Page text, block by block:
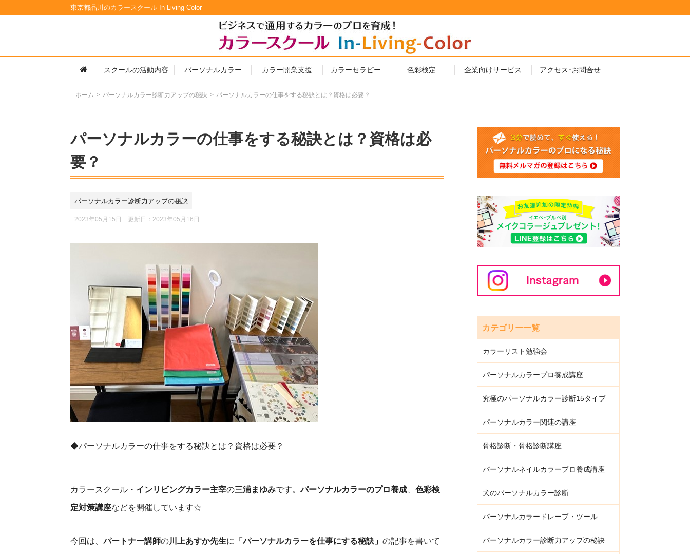
東京都品川のカラースクール In-Living-Color
スクールの活動内容 パーソナルカラー カラー開業支援 カラーセラピー 色彩検定 企業向けサービス アクセス･お問合せ
ホーム パーソナルカラー診断力アップの秘訣 パーソナルカラーの仕事をする秘訣とは？資格は必要？
パーソナルカラーの仕事をする秘訣とは？資格は必
要？
パーソナルカラー診断力アップの秘訣
2023年05月15日 更新日： 2023年05月16日
◆パーソナルカラーの仕事をする秘訣とは？資格は必要？
カラースクール・ インリビングカラー主宰の三浦まゆみです。パーソナルカラーのプロ養成 色彩検
定対策講座などを開催しています☆
今回は、パートナー講師の川上あすか先生に 「パーソナルカラーを仕事にする秘訣」 の記事を書いて
カテゴリー一覧
カラーリスト勉強会
パーソナルカラープロ養成講座
究極のパーソナルカラー診断15タイプ
パーソナルカラー関連の講座
骨格診断・骨格診断講座
パーソナルネイルカラープロ養成講座
犬のパーソナルカラー診断
パーソナルカラードレープ・ツール
パーソナルカラー診断力アップの秘訣